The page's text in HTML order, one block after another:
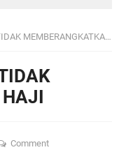
MEMBERANGKATKAN HAJI
Comment